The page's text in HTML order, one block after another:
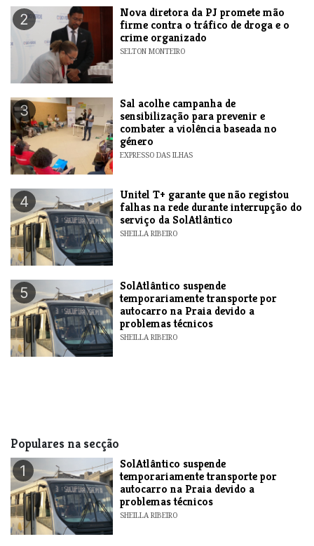
2
Nova diretora da PJ promete mão
firme contra o tráfico de droga e o
crime organizado
SELTON MONTEIRO
3
Sal acolhe campanha de
sensibilização para prevenir e
combater a violência baseada no
género
EXPRESSO DAS ILHAS
4
Unitel T+ garante que não registou
falhas na rede durante interrupção do
serviço da SolAtlântico
SHEILLA RIBEIRO
5
SolAtlântico suspende
temporariamente transporte por
autocarro na Praia devido a
problemas técnicos
SHEILLA RIBEIRO
Populares na secção
1
SolAtlântico suspende
temporariamente transporte por
autocarro na Praia devido a
problemas técnicos
SHEILLA RIBEIRO